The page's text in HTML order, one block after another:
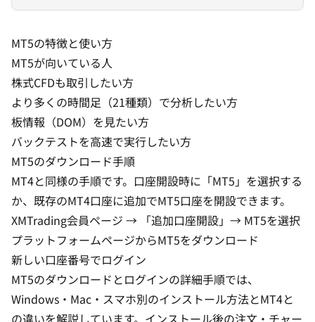
MT5の特徴と使い方
MT5が向いている人
株式CFDも取引したい方
より多くの時間足（21種類）で分析したい方
板情報（DOM）を見たい方
バックテストを高速で実行したい方
MT5のダウンロード手順
MT4と同様の手順です。口座開設時に「MT5」を選択する
か、既存のMT4口座に追加でMT5口座を開設できます。
XMTrading会員ページ → 「追加口座開設」→ MT5を選択
プラットフォームページからMT5をダウンロード
新しい口座番号でログイン
MT5のダウンロードとログインの詳細手順では、
Windows・Mac・スマホ別のインストール方法とMT4と
の違いを解説しています。インストール後の注文・チャー